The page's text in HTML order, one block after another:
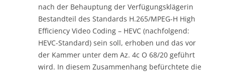
nach der Behauptung der Verfügungsklägerin
Bestandteil des Standards H.265/MPEG-H High
Efficiency Video Coding – HEVC (nachfolgend:
HEVC-Standard) sein soll, erhoben und das vor
der Kammer unter dem Az. 4c O 68/20 geführt
wird. In diesem Zusammenhang befürchtete die